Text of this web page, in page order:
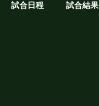
試合日程 試合結果